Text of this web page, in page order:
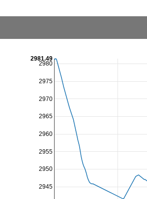
2945
2950
2955
2960
2965
2970
2975
2980
2981.49